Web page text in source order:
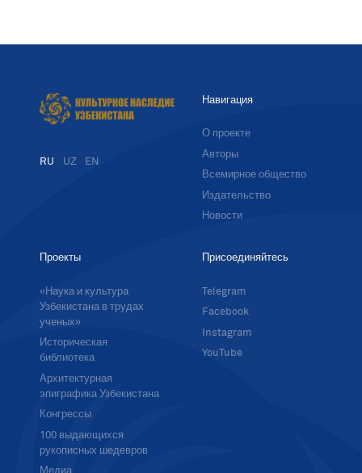
RU UZ EN
Навигация
О проекте
Авторы
Всемирное общество
Издательство
Новости
Проекты
«Наука и культура
Узбекистана в трудах
ученых»
Историческая
библиотека
Архитектурная
эпиграфика Узбекистана
Конгрессы
100 выдающихся
рукописных шедевров
Присоединяйтесь
Telegram
Facebook
Instagram
YouTube